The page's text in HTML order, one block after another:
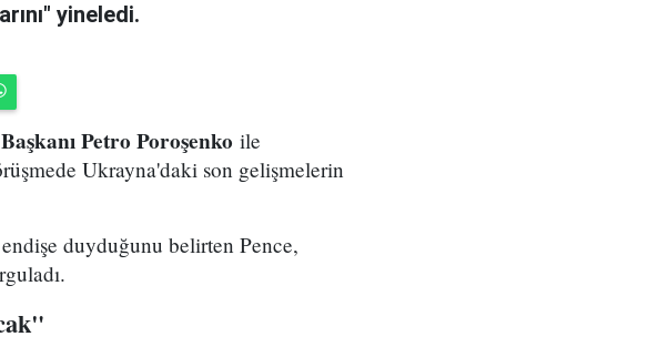
yineledi.
Petro Poroşenko ile
Ukrayna'daki son gelişmelerin
duyduğunu belirten Pence,